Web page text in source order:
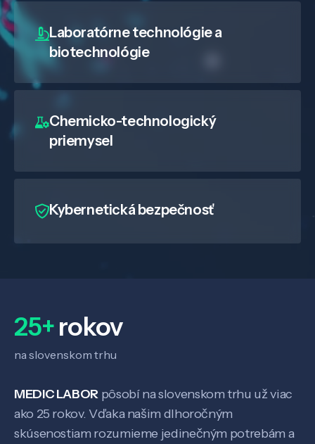
Laboratórne technológie a
biotechnológie
Chemicko-technologický
priemysel
Kybernetická bezpečnosť
25+rokov
na slovenskom trhu
MEDIC LABOR pôsobí na slovenskom trhu už viac
ako 25 rokov. Vďaka našim dlhoročným
skúsenostiam rozumieme jedinečným potrebám a